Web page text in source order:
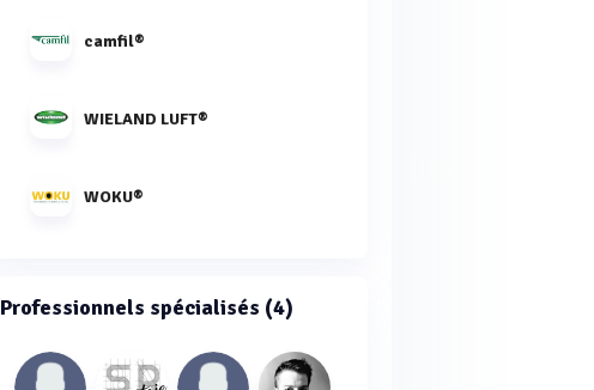
camfil®
WIELAND LUFT®
WOKU®
Professionnels spécialisés (4)